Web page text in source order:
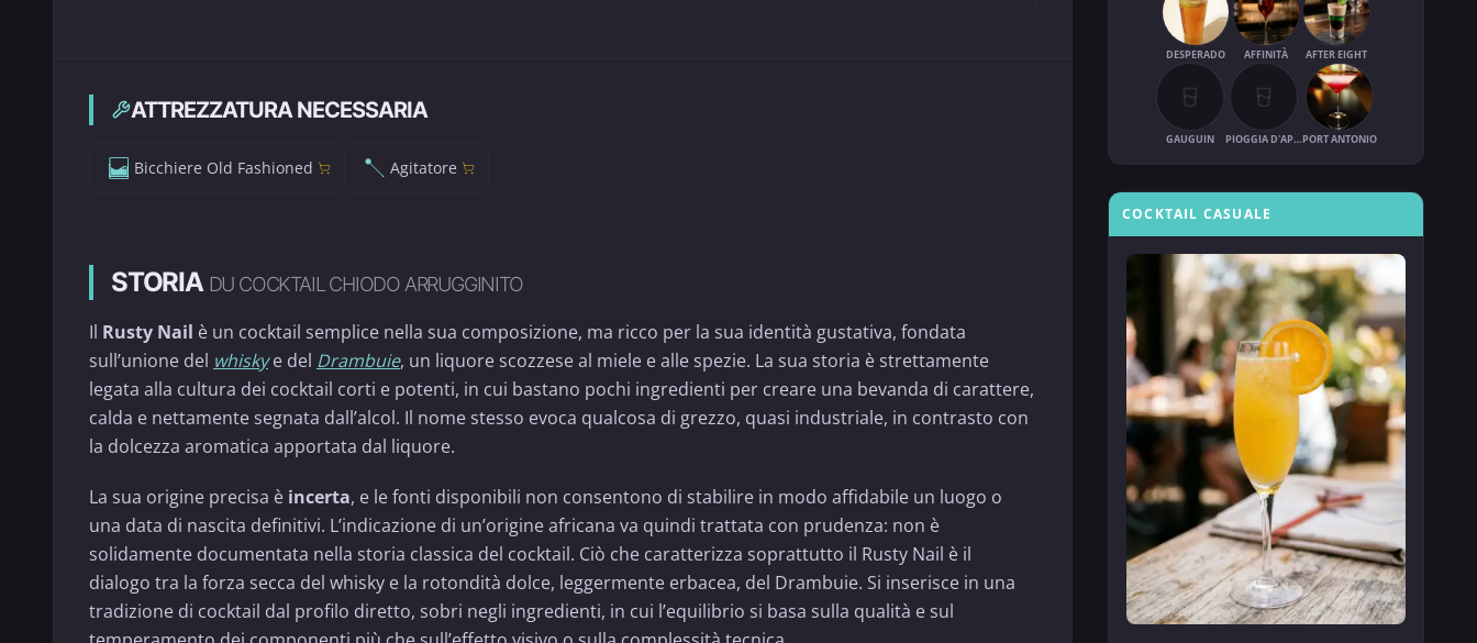
ATTREZZATURA NECESSARIA
Bicchiere Old Fashioned Agitatore
STORIA DU COCKTAIL CHIODO ARRUGGINITO
Il Rusty Nail è un cocktail semplice nella sua composizione, ma ricco per la sua identità gustativa, fondata
sull’unione del whiskye del Drambuie, un liquore scozzese al miele e alle spezie. La sua storia è strettamente
legata alla cultura dei cocktail corti e potenti, in cui bastano pochi ingredienti per creare una bevanda di carattere,
calda e nettamente segnata dall’alcol. Il nome stesso evoca qualcosa di grezzo, quasi industriale, in contrasto con
la dolcezza aromatica apportata dal liquore.
La sua origine precisa è incerta, e le fonti disponibili non consentono di stabilire in modo affidabile un luogo o
una data di nascita definitivi. L’indicazione di un’origine africana va quindi trattata con prudenza: non è
solidamente documentata nella storia classica del cocktail. Ciò che caratterizza soprattutto il Rusty Nail è il
dialogo tra la forza secca del whisky e la rotondità dolce, leggermente erbacea, del Drambuie. Si inserisce in una
tradizione di cocktail dal profilo diretto, sobri negli ingredienti, in cui l’equilibrio si basa sulla qualità e sul
DESPERADO AFFINITÀ AFTER EIGHT
GAUGUIN PIOGGIA D'APRILEPORT ANTONIO
COCKTAIL CASUALE